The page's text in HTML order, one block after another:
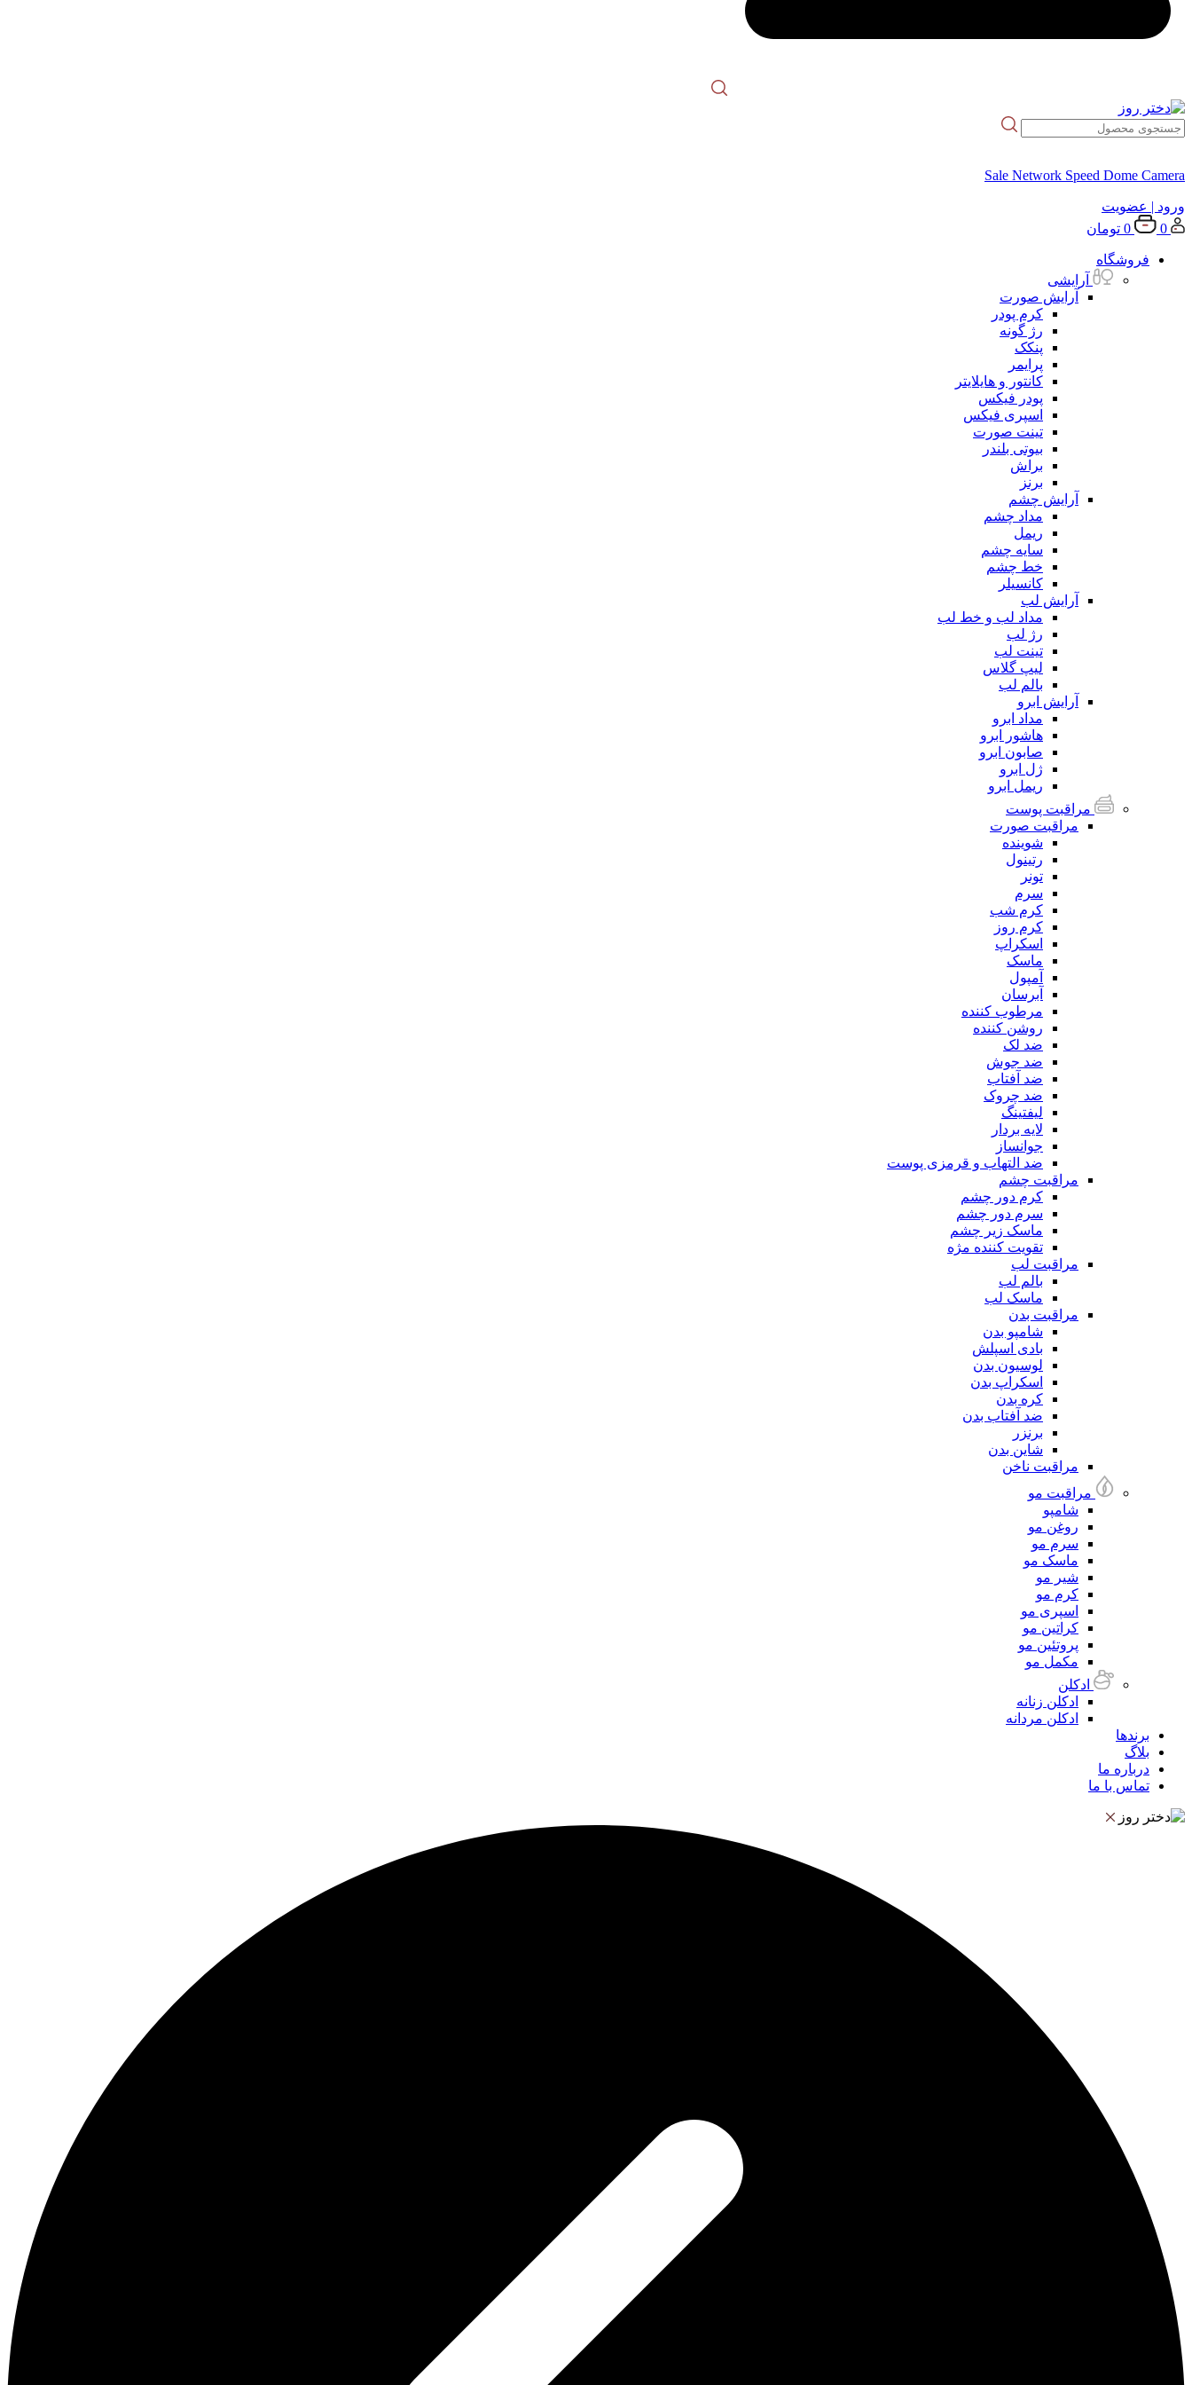
Sale Network Speed Dome Camera
ورود | عضویت
0
0 تومان
فروشگاه
آرایشی
آرایش صورت
کرم پودر
رژ گونه
پنکک
پرایمر
کانتور و هایلایتر
پودر فیکس
اسپری فیکس
تینت صورت
بیوتی بلندر
براش
برنز
آرایش چشم
مداد چشم
ریمل
سایه چشم
خط چشم
کانسیلر
آرایش لب
مداد لب و خط لب
رژ لب
تینت لب
لیپ گلاس
بالم لب
آرایش ابرو
مداد ابرو
هاشور ابرو
صابون ابرو
ژل ابرو
ریمل ابرو
مراقبت پوست
مراقبت صورت
شوینده
رتینول
تونر
سرم
کرم شب
کرم روز
اسکراپ
ماسک
آمپول
آبرسان
مرطوب کننده
روشن کننده
ضد لک
ضد جوش
ضد آفتاب
ضد چروک
لیفتینگ
لایه بردار
جوانساز
ضد التهاب و قرمزی پوست
مراقبت چشم
کرم دور چشم
سرم دور چشم
ماسک زیر چشم
تقویت کننده مژه
مراقبت لب
بالم لب
ماسک لب
مراقبت بدن
شامپو بدن
بادی اسپلش
لوسیون بدن
اسکراپ بدن
کره بدن
ضد آفتاب بدن
برنزر
شاین بدن
مراقبت ناخن
مراقبت مو
شامپو
روغن مو
سرم مو
ماسک مو
شیر مو
کرم مو
اسپری مو
کراتین مو
پروتئین مو
مکمل مو
ادکلن
ادکلن زنانه
ادکلن مردانه
برندها
بلاگ
درباره ما
تماس با ما